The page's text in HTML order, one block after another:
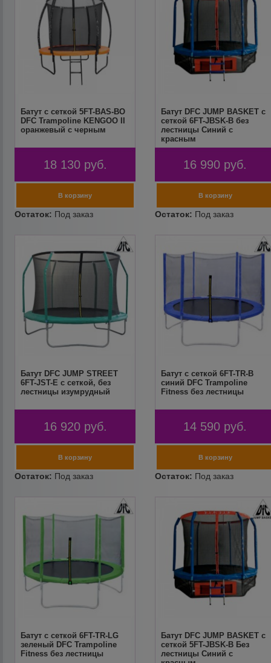
Батут с сеткой 5FT-BAS-BO
DFC Trampoline KENGOO II
оранжевый с черным
18 130 руб.
Батут DFC JUMP BASKET с
сеткой 6FT-JBSK-B без
лестницы Синий с
красным
16 990 руб.
Батут DFC JUMP STREET
6FT-JST-E c сеткой, без
лестницы изумрудный
16 920 руб.
Батут с сеткой 6FT-TR-B
синий DFC Trampoline
Fitness без лестницы
14 590 руб.
Батут с сеткой 6FT-TR-LG
зеленый DFC Trampoline
Fitness без лестницы
Батут DFC JUMP BASKET с
сеткой 5FT-JBSK-B Без
лестницы Синий с